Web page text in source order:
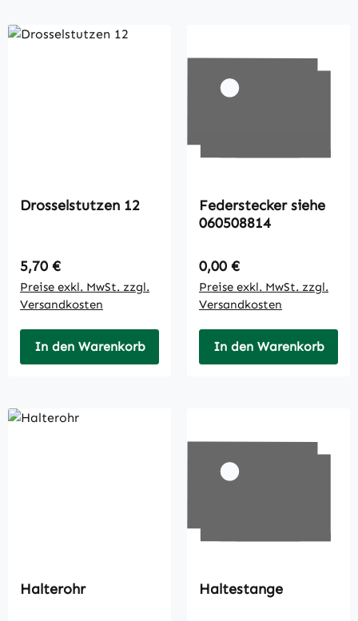
Drosselstutzen 12
Regulärer Preis:
5,70 €
Preise exkl. MwSt. zzgl.
Versandkosten
In den Warenkorb
Federstecker siehe
060508814
Regulärer Preis:
0,00 €
Preise exkl. MwSt. zzgl.
Versandkosten
In den Warenkorb
Halterohr Haltestange